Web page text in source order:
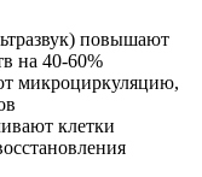
повышают
на 40-60%
микроциркуляцию,
клетки